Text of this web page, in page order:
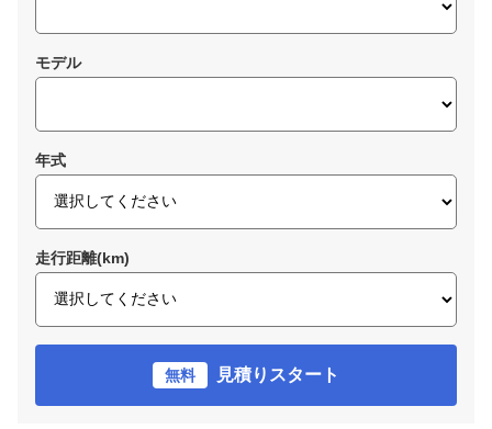
モデル
年式
走行距離(km)
無料 見積りスタート